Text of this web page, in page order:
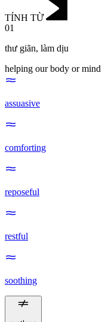
TÍNH TỪ
01
thư giãn, làm dịu
helping our body or mind
assuasive
comforting
reposeful
restful
soothing